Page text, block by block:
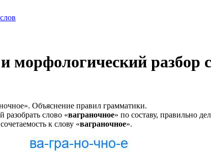
разбор
Объяснение правил грамматики.
слово «ваграночное» по составу, правильно
к слову «ваграночное».